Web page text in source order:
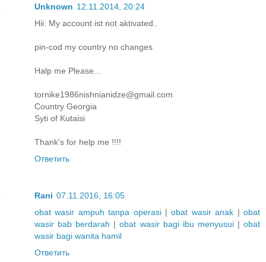
Unknown 12.11.2014, 20:24
Hii. My account ist not aktivated..
pin-cod my country no changes
Halp me Please...
tornike1986nishnianidze@gmail.com
Country Georgia
Syti of Kutaisi
Thank's for help me !!!!
Ответить
Rani 07.11.2016, 16:05
obat wasir ampuh tanpa operasi|obat wasir anak |obat
wasir bab berdarah |obat wasir bagi ibu menyusui|obat
wasir bagi wanita hamil
Ответить